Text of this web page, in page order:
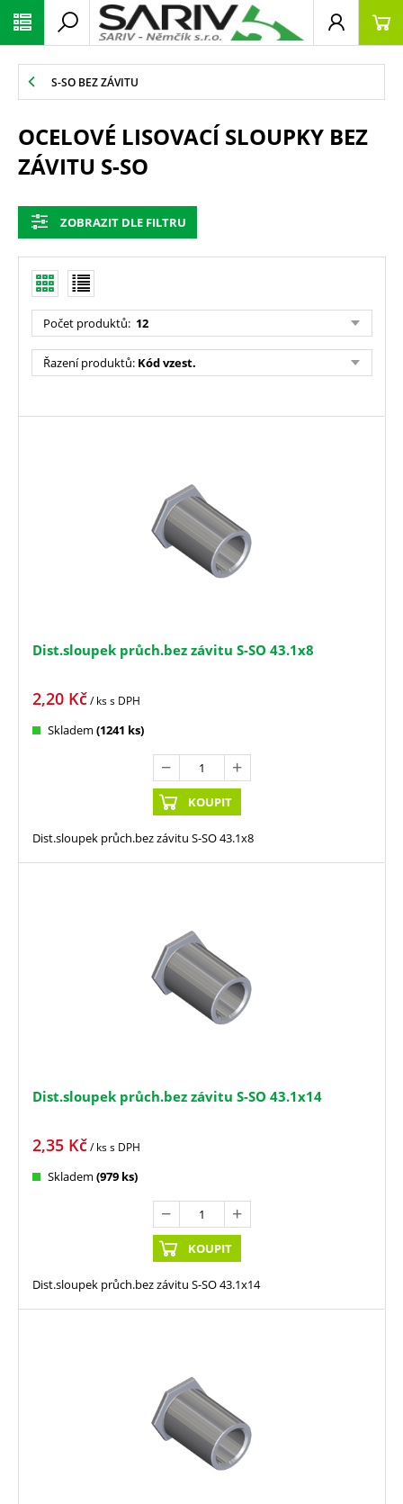
S-SO BEZ ZÁVITU
OCELOVÉ LISOVACÍ SLOUPKY BEZ
ZÁVITU S-SO
ZOBRAZIT DLE FILTRU
Počet produktů: 12
Řazení produktů: Kód vzest.
Dist.sloupek průch.bez závitu S-SO 43.1x8
2,20 Kč/ kss DPH
Skladem (1241 ks)
KOUPIT
Dist.sloupek průch.bez závitu S-SO 43.1x8
Dist.sloupek průch.bez závitu S-SO 43.1x14
2,35 Kč/ kss DPH
Skladem (979 ks)
KOUPIT
Dist.sloupek průch.bez závitu S-SO 43.1x14